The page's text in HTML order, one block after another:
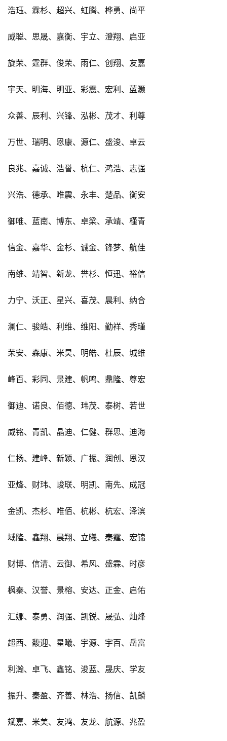
浩珏、霖杉、超兴、虹腾、桦勇、尚平
威聪、思晟、嘉衡、宇立、澄翔、启亚
旋荣、霆群、俊荣、雨仁、创翔、友嘉
宇天、明海、明亚、彩震、宏利、蓝灏
众善、辰利、兴锋、泓彬、茂才、利尊
万世、瑞明、恩康、源仁、盛浚、卓云
良兆、嘉诚、浩誉、杭仁、鸿浩、志强
兴浩、德承、唯震、永丰、楚品、衡安
御唯、蓝南、博东、卓梁、承靖、槿青
信金、嘉华、金杉、诚金、锋梦、航佳
南维、靖智、新龙、誉杉、恒迅、裕信
力宁、沃正、星兴、喜茂、晨利、纳合
澜仁、骏皓、利维、维阳、勤祥、秀瑾
荣安、森康、米昊、明皓、杜辰、城维
峰百、彩同、景建、帆鸣、鼎隆、尊宏
御迪、诺良、佰德、玮茂、泰树、若世
威铭、青凯、晶迪、仁健、群思、迪海
仁扬、建峰、新颖、广振、润创、恩汉
亚烽、财玮、峻联、明凯、南先、成冠
金凯、杰杉、唯佰、杭彬、杭宏、泽滨
域隆、鑫翔、晨翔、立曦、秦霆、宏锦
财博、信清、云御、希风、盛霖、时彦
枫秦、汉誉、景榕、安达、正金、启佑
汇娜、泰勇、润强、凯锐、晟弘、灿烽
超西、馥迎、星曦、宇源、宇百、岳富
利瀚、卓飞、鑫铭、浚蓝、晟庆、学友
振升、秦盈、齐善、林浩、扬信、凯麟
斌嘉、米美、友鸿、友龙、航源、兆盈